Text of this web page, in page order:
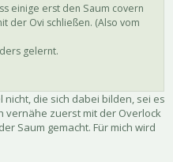
einige erst den Saum covern
der Ovi schließen. (Also vom
gelernt.
nicht, die sich dabei bilden, sei es
vernähe zuerst mit der Overlock
Saum gemacht. Für mich wird